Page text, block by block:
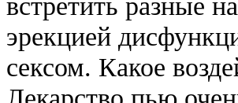
эрекцией
сексом. Какое